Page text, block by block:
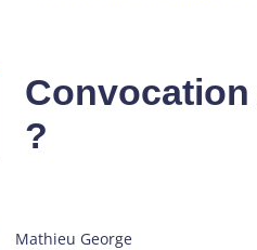
Convocation
?
Mathieu George